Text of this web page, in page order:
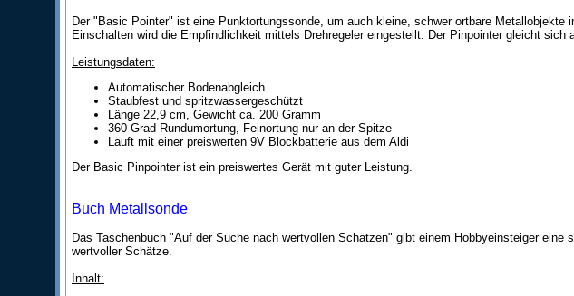
Der "Basic Pointer" ist eine Punktortungssonde, um auch kleine, schwer ortbare
Einschalten wird die Empfindlichkeit mittels Drehregeler eingestellt. Der Pinpointer gleicht sich
Leistungsdaten:
Automatischer Bodenabgleich
Staubfest und spritzwassergeschützt
Länge 22,9 cm, Gewicht ca. 200 Gramm
360 Grad Rundumortung, Feinortung nur an der Spitze
Läuft mit einer preiswerten 9V Blockbatterie aus dem Aldi
Der Basic Pinpointer ist ein preiswertes Gerät mit guter Leistung.
Buch Metallsonde
Das Taschenbuch "Auf der Suche nach wertvollen Schätzen" gibt einem Hobbyeinsteiger eine
wertvoller Schätze.
Inhalt: